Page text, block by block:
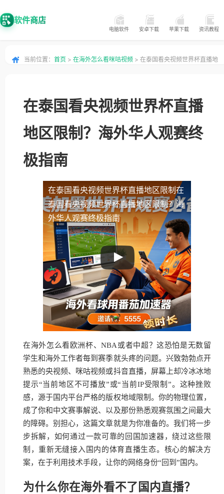
软件商店
电脑软件 安卓下载 苹果下载 资讯教程
当前位置： 首页 > 在海外怎么看咪咕视频 > 在泰国看央视频世界杯直播地
在泰国看央视频世界杯直播
地区限制？海外华人观赛终
极指南
在泰国看央视频世界杯直播地区限制 在
泰国看央视频世界杯直播地区限制？海
外华人观赛终极指南
在海外怎么看欧洲杯、NBA或者中超？这恐怕是无数留
学生和海外工作者每到赛季就头疼的问题。兴致勃勃点开
熟悉的央视频、咪咕视频或抖音直播，屏幕上却冷冰冰地
提示“当前地区不可播放”或“当前IP受限制”。这种挫败
感，源于国内平台严格的版权地域限制。你的物理位置，
成了你和中文赛事解说、以及那份熟悉观赛氛围之间最大
的障碍。别担心，这篇文章就是为你准备的。我们将一步
步拆解，如何通过一款可靠的回国加速器，绕过这些限
制，重新无缝接入国内的体育直播生态。核心的解决方
案，在于利用技术手段，让你的网络身份“回到”国内。
为什么你在海外看不了国内直播？